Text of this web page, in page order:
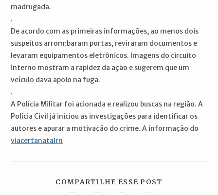
madrugada.
.
De acordo com as primeiras informações, ao menos dois
suspeitos arrom:baram portas, reviraram documentos e
levaram equipamentos eletrônicos. Imagens do circuito
interno mostram a rapidez da ação e sugerem que um
veículo dava apoio na fuga.
.
A Polícia Militar foi acionada e realizou buscas na região. A
Polícia Civil já iniciou as investigações para identificar os
autores e apurar a motivação do crime. A informação do
viacertanatalrn
COMPARTILHE ESSE POST